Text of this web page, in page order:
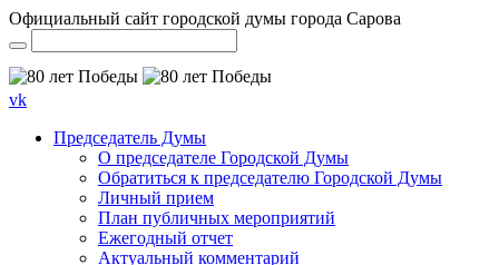
Официальный сайт городской думы города Сарова
vk
Председатель Думы
О председателе Городской Думы
Обратиться к председателю Городской Думы
Личный прием
План публичных мероприятий
Ежегодный отчет
Актуальный комментарий